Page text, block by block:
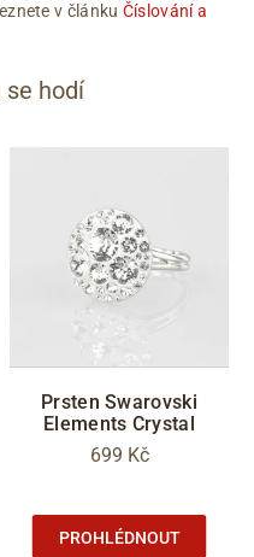
v článku Číslování a
se hodí
Prsten Swarovski
Elements Crystal
699 Kč
PROHLÉDNOUT